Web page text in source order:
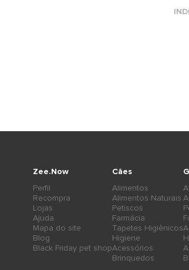
Cães
Alimentos
Alimentos Naturais
Petiscos
Farmácia
Tapetes Higiênicos
Higiene
Acessórios
Brinquedos
Zee.Now
Perfil
Recompra
Lojas
Ajuda
Mapa do site
Blog
Black Friday pet shop